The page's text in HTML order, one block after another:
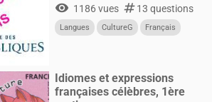
visibility 1186 vues numbers13 questions
Langues CultureG Français
Idiomes et expressions
françaises célèbres, 1ère